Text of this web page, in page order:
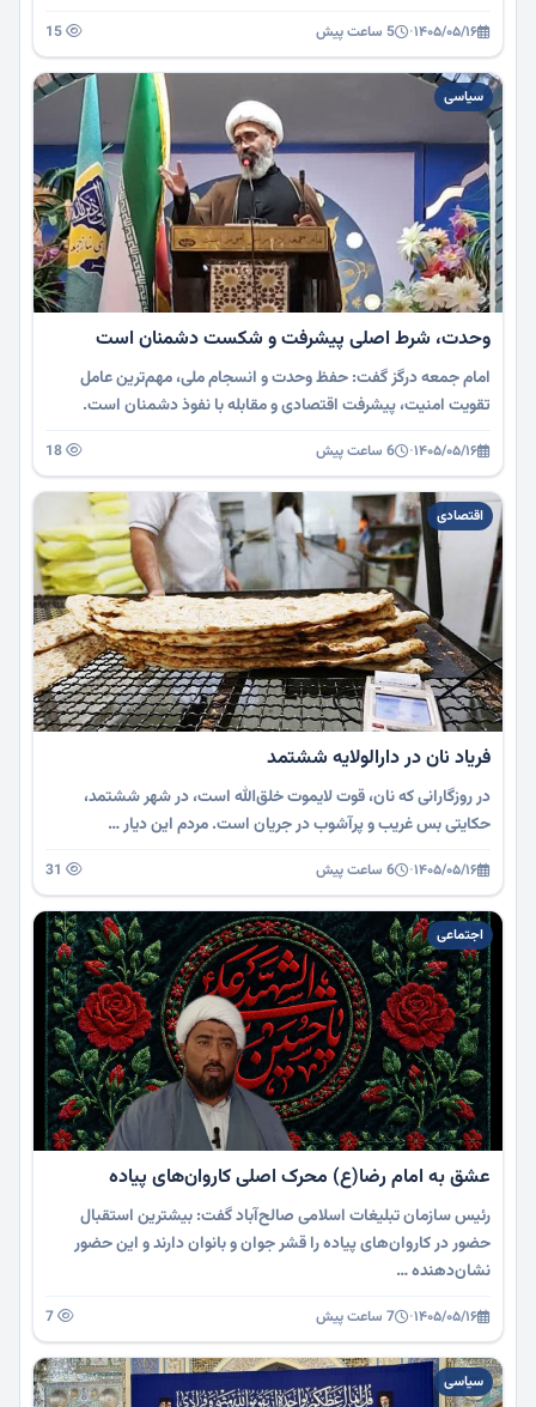
۱۴۰۵/۰۵/۱۶· 5 ساعت پیش
سیاسی
وحدت، شرط اصلی پیشرفت و شکست دشمنان است
امام جمعه درگز گفت: حفظ وحدت و انسجام ملی، مهم‌ترین عامل
تقویت امنیت، پیشرفت اقتصادی و مقابله با نفوذ دشمنان است.
۱۴۰۵/۰۵/۱۶· 6 ساعت پیش
اقتصادی
فریاد نان در دارالولایه‌ ششتمد
در روزگارانی که نان، قوت لایموت خلق‌الله است، در شهر ششتمد،
حکایتی بس غریب و پرآشوب در جریان است. مردم این دیار …
۱۴۰۵/۰۵/۱۶· 6 ساعت پیش
اجتماعی
عشق به امام رضا(ع) محرک اصلی کاروان‌های پیاده
رئیس سازمان تبلیغات اسلامی صالح‌آباد گفت: بیشترین استقبال
حضور در کاروان‌های پیاده را قشر جوان و بانوان دارند و این حضور
نشان‌دهنده …
۱۴۰۵/۰۵/۱۶· 7 ساعت پیش
سیاسی